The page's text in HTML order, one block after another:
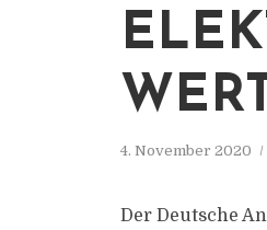
4. November 2020
Der Deutsche